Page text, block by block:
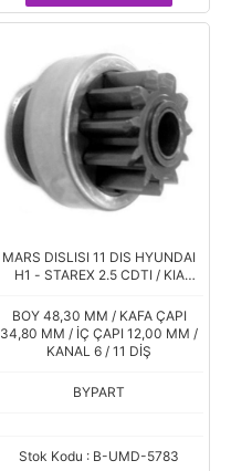
MARS DISLISI 11 DIS HYUNDAI
H1 - STAREX 2.5 CDTI / KIA
BOY 48,30 MM / KAFA ÇAPI
34,80 MM / İÇ ÇAPI 12,00 MM /
KANAL 6 / 11 DİŞ
BYPART
Stok Kodu : B-UMD-5783